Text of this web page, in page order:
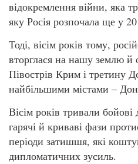
відокремлення війни, яка
яку Росія розпочала ще у
Тоді, вісім років тому,
вторглася на нашу землю й
Півострів Крим і третину
найбільшими містами –
Вісім років тривали
гарячі й криваві фази
періоди затишшя, які
дипломатичних зусиль.